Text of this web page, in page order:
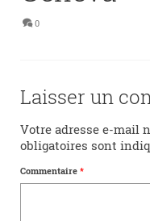
0
Laisser un
Votre adresse e-mail
obligatoires sont
Commentaire *